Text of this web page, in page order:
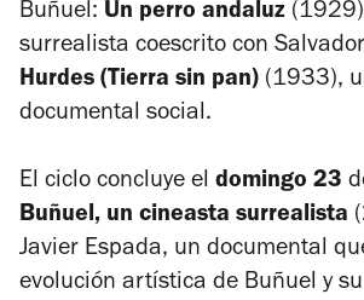
Buñuel: Un perro andaluz
surrealista coescrito con
Hurdes (Tierra sin pan) (1933),
documental social.
El ciclo concluye el domingo 23
Buñuel, un cineasta surrealista
Javier Espada, un documental
evolución artística de Buñuel y